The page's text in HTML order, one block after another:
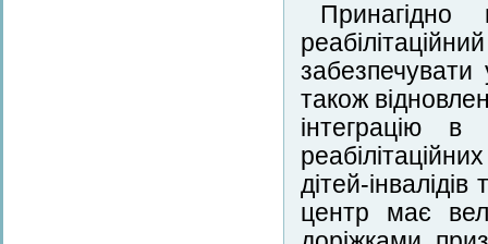
Принагідно
також
інтеграцію в
дітей-
центр має